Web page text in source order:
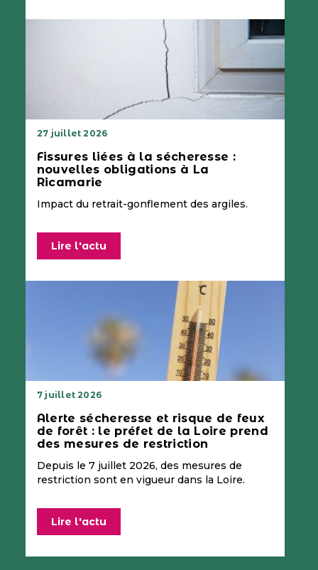
27 juillet 2026
Fissures liées à la sécheresse :
nouvelles obligations à La
Ricamarie
Impact du retrait-gonflement des argiles.
Lire l'actu
7 juillet 2026
Alerte sécheresse et risque de feux
de forêt : le préfet de la Loire prend
des mesures de restriction
Depuis le 7 juillet 2026, des mesures de
restriction sont en vigueur dans la Loire.
Lire l'actu